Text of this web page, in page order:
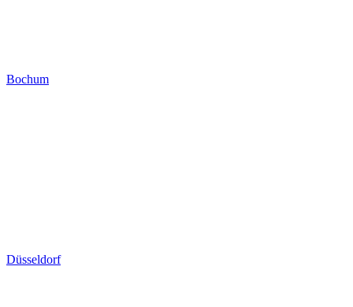
Bochum
Düsseldorf